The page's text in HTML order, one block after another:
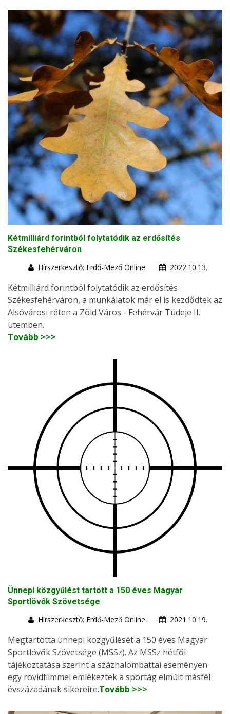
Kétmilliárd forintból folytatódik az erdősítés
Székesfehérváron
Hírszerkesztő: Erdő-Mező Online
2022.10.13.
Kétmilliárd forintból folytatódik az erdősítés
Székesfehérváron, a munkálatok már el is kezdődtek az
Alsóvárosi réten a Zöld Város - Fehérvár Tüdeje II.
ütemben.
Tovább >>>
Ünnepi közgyűlést tartott a 150 éves Magyar
Sportlövők Szövetsége
Hírszerkesztő: Erdő-Mező Online
2021.10.19.
Megtartotta ünnepi közgyűlését a 150 éves Magyar
Sportlövők Szövetsége (MSSz). Az MSSz hétfői
tájékoztatása szerint a százhalombattai eseményen
egy rövidfilmmel emlékeztek a sportág elmúlt másfél
évszázadának sikereire.Tovább >>>